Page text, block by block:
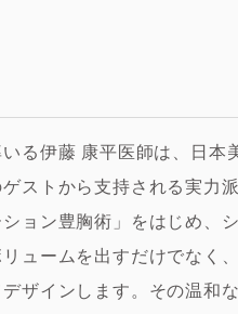
る伊藤 康平医師は、日
ストから支持される実力
ョン豊胸術」をはじめ、
ュームを出すだけでなく
ザインします。その温和